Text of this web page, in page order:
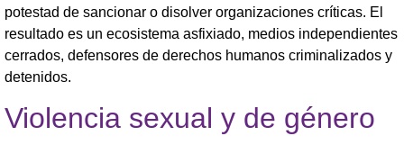
potestad de sancionar o disolver organizaciones críticas. El
resultado es un ecosistema asfixiado, medios independientes
cerrados, defensores de derechos humanos criminalizados y
detenidos.
Violencia sexual y de género